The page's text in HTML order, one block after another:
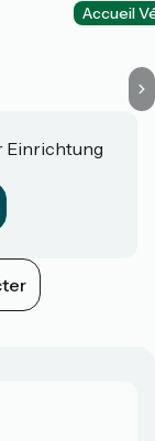
Accueil
Einrichtung